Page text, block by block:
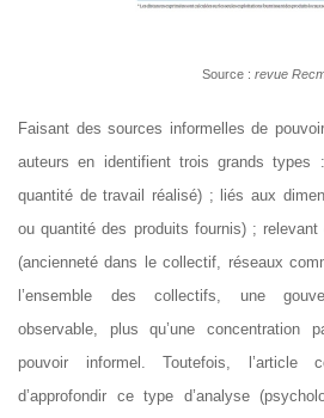
Source : revue
Faisant des sources informelles de
auteurs en identifient trois grands
quantité de travail réalisé) ; liés aux
ou quantité des produits fournis) ;
(ancienneté dans le collectif, réseaux
l’ensemble des collectifs, une
observable, plus qu’une concentration
pouvoir informel. Toutefois, l’article
d’approfondir ce type d’analyse